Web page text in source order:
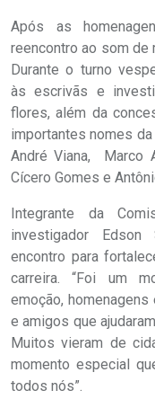
Após as
reencontro ao som de
Durante o turno
às escrivãs e
flores, além da
importantes nomes
André Viana, Marco
Cícero Gomes e
Integrante da
investigador
encontro para
carreira. “Foi um
emoção,
e amigos que
Muitos vieram de
momento especial
todos nós”.